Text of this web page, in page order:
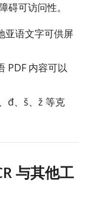
碍可访问性。
亚语文字可供屏
PDF 内容可以
đ、š、ž 等克
与其他工